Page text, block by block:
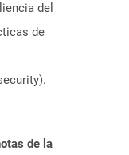
del
de
de la